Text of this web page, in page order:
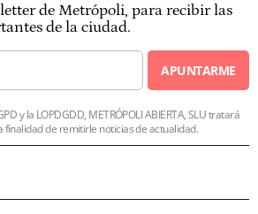
de Metrópoli, para recibir las
de la ciudad.
APUNTARME
y la LOPDGDD, METRÓPOLI ABIERTA, SLU tratará
finalidad de remitirle noticias de actualidad.